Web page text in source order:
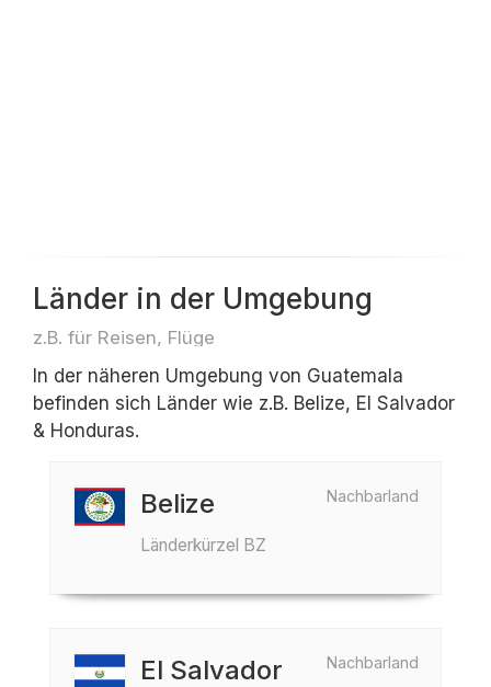
Länder in der Umgebung
z.B. für Reisen, Flüge
In der näheren Umgebung von Guatemala
befinden sich Länder wie z.B. Belize, El Salvador
& Honduras.
Nachbarland
Belize
Länderkürzel BZ
Nachbarland
El Salvador